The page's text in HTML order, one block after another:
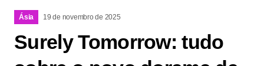
Ásia 19 de novembro de 2025
Surely Tomorrow: tudo